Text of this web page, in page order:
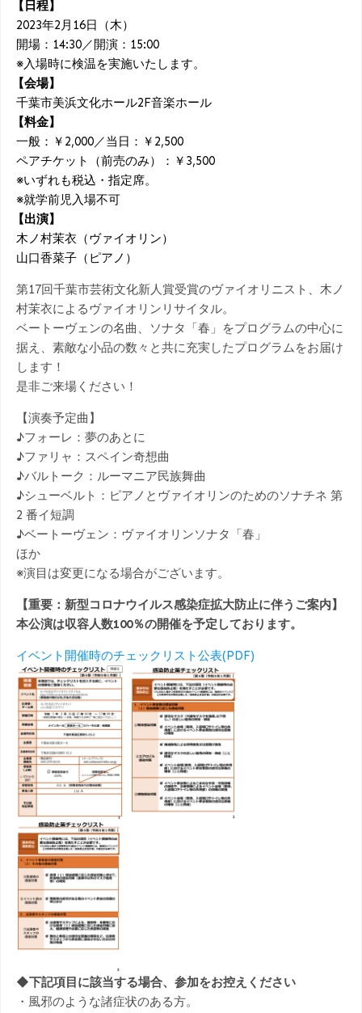
【日程】
2023年2月16日（木）
開場：14:30／開演：15:00
※入場時に検温を実施いたします。
【会場】
千葉市美浜文化ホール2F音楽ホール
【料金】
一般：￥2,000／当日：￥2,500
ペアチケット（前売のみ）：￥3,500
※いずれも税込・指定席。
※就学前児入場不可
【出演】
木ノ村茉衣（ヴァイオリン）
山口香菜子（ピアノ）
第17回千葉市芸術文化新人賞受賞のヴァイオリニスト、木ノ
村茉衣によるヴァイオリンリサイタル。
ベートーヴェンの名曲、ソナタ「春」をプログラムの中心に
据え、素敵な小品の数々と共に充実したプログラムをお届け
します！
是非ご来場ください！
【演奏予定曲】
♪フォーレ：夢のあとに
♪ファリャ：スペイン奇想曲
♪バルトーク：ルーマニア民族舞曲
♪シューベルト：ピアノとヴァイオリンのためのソナチネ 第
2 番イ短調
♪ベートーヴェン：ヴァイオリンソナタ「春」
ほか
※演目は変更になる場合がございます。
【重要：新型コロナウイルス感染症拡大防止に伴うご案内】
本公演は収容人数100％の開催を予定しております。
イベント開催時のチェックリスト公表(PDF)
◆下記項目に該当する場合、参加をお控えください
・風邪のような諸症状のある方。